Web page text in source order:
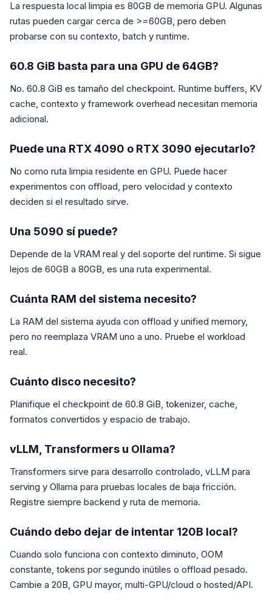
La respuesta local limpia es 80GB de memoria GPU. Algunas
rutas pueden cargar cerca de >=60GB, pero deben
probarse con su contexto, batch y runtime.
60.8 GiB basta para una GPU de 64GB?
No. 60.8 GiB es tamaño del checkpoint. Runtime buffers, KV
cache, contexto y framework overhead necesitan memoria
adicional.
Puede una RTX 4090 o RTX 3090 ejecutarlo?
No como ruta limpia residente en GPU. Puede hacer
experimentos con offload, pero velocidad y contexto
deciden si el resultado sirve.
Una 5090 sí puede?
Depende de la VRAM real y del soporte del runtime. Si sigue
lejos de 60GB a 80GB, es una ruta experimental.
Cuánta RAM del sistema necesito?
La RAM del sistema ayuda con offload y unified memory,
pero no reemplaza VRAM uno a uno. Pruebe el workload
real.
Cuánto disco necesito?
Planifique el checkpoint de 60.8 GiB, tokenizer, cache,
formatos convertidos y espacio de trabajo.
vLLM, Transformers u Ollama?
Transformers sirve para desarrollo controlado, vLLM para
serving y Ollama para pruebas locales de baja fricción.
Registre siempre backend y ruta de memoria.
Cuándo debo dejar de intentar 120B local?
Cuando solo funciona con contexto diminuto, OOM
constante, tokens por segundo inútiles o offload pesado.
Cambie a 20B, GPU mayor, multi-GPU/cloud o hosted/API.